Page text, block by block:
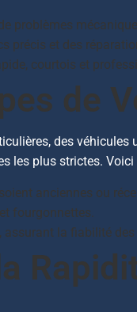
problèmes
précis et des
courtois et
de
des véhicules
les plus strictes.
anciennes ou
fourgonnettes.
la fiabilité des